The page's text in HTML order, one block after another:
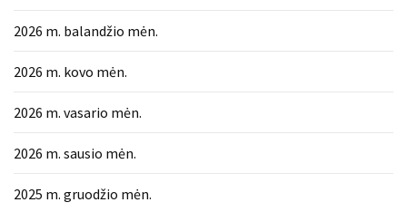
pervežimas
Suomijos:
laiko
trunka
2026 m. balandžio mėn.
2026 m. kovo mėn.
2026 m. vasario mėn.
2026 m. sausio mėn.
2025 m. gruodžio mėn.